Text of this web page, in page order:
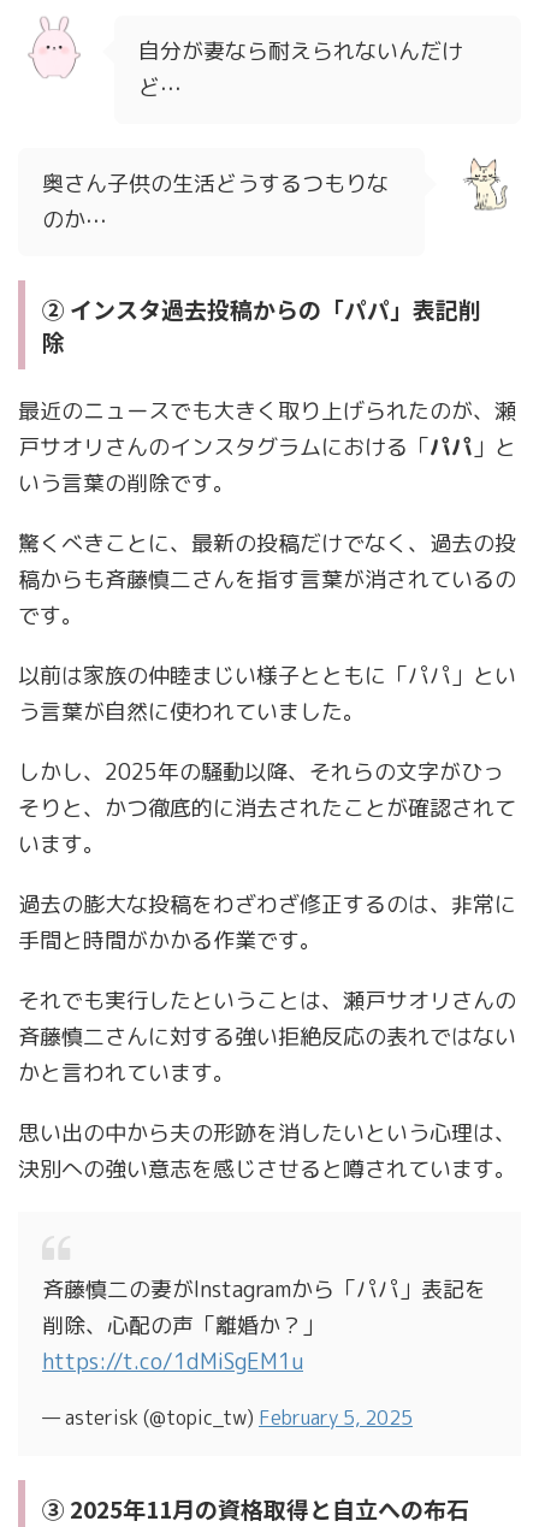
自分が妻なら耐えられないんだけ
ど⋯
奥さん子供の生活どうするつもりな
のか⋯
② インスタ過去投稿からの「パパ」表記削
除
最近のニュースでも大きく取り上げられたのが、瀬
戸サオリさんのインスタグラムにおける「パパ」と
いう言葉の削除です。
驚くべきことに、最新の投稿だけでなく、過去の投
稿からも斉藤慎二さんを指す言葉が消されているの
です。
以前は家族の仲睦まじい様子とともに「パパ」とい
う言葉が自然に使われていました。
しかし、2025年の騒動以降、それらの文字がひっ
そりと、かつ徹底的に消去されたことが確認されて
います。
過去の膨大な投稿をわざわざ修正するのは、非常に
手間と時間がかかる作業です。
それでも実行したということは、瀬戸サオリさんの
斉藤慎二さんに対する強い拒絶反応の表れではない
かと言われています。
思い出の中から夫の形跡を消したいという心理は、
決別への強い意志を感じさせると噂されています。
斉藤慎二の妻がInstagramから「パパ」表記を
削除、心配の声「離婚か？」
https://t.co/1dMiSgEM1u
— asterisk (@topic_tw) February 5, 2025
③ 2025年11月の資格取得と自立への布石